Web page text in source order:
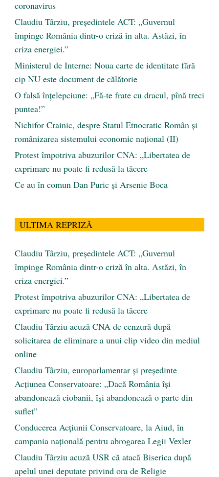
coronavirus
Claudiu Târziu, președintele ACT: „Guvernul
împinge România dintr-o criză în alta. Astăzi, în
criza energiei.”
Ministerul de Interne: Noua carte de identitate fără
cip NU este document de călătorie
O falsă înțelepciune: „Fă-te frate cu dracul, pînă treci
puntea!”
Nichifor Crainic, despre Statul Etnocratic Român şi
românizarea sistemului economic naţional (II)
Protest împotriva abuzurilor CNA: „Libertatea de
exprimare nu poate fi redusă la tăcere
Ce au în comun Dan Puric şi Arsenie Boca
ULTIMA REPRIZĂ
Claudiu Târziu, președintele ACT: „Guvernul
împinge România dintr-o criză în alta. Astăzi, în
criza energiei.”
Protest împotriva abuzurilor CNA: „Libertatea de
exprimare nu poate fi redusă la tăcere
Claudiu Târziu acuză CNA de cenzură după
solicitarea de eliminare a unui clip video din mediul
online
Claudiu Târziu, europarlamentar și președinte
Acțiunea Conservatoare: „Dacă România își
abandonează ciobanii, își abandonează o parte din
suflet”
Conducerea Acțiunii Conservatoare, la Aiud, în
campania națională pentru abrogarea Legii Vexler
Claudiu Târziu acuză USR că atacă Biserica după
apelul unei deputate privind ora de Religie